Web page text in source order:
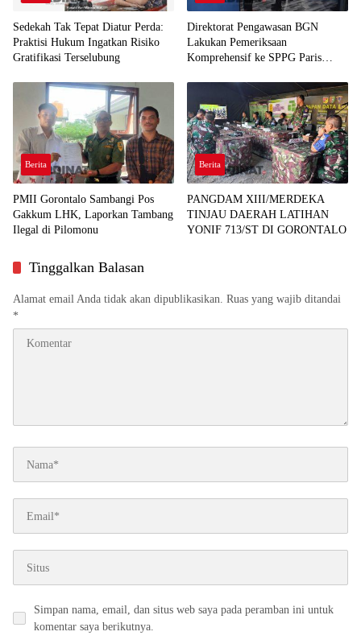
Sedekah Tak Tepat Diatur Perda:
Praktisi Hukum Ingatkan Risiko
Gratifikasi Terselubung
Direktorat Pengawasan BGN
Lakukan Pemeriksaan
Komprehensif ke SPPG Paris
Berita
PMII Gorontalo Sambangi Pos
Gakkum LHK, Laporkan Tambang
Ilegal di Pilomonu
Berita
PANGDAM XIII/MERDEKA
TINJAU DAERAH LATIHAN
YONIF 713/ST DI GORONTALO
Tinggalkan Balasan
Alamat email Anda tidak akan dipublikasikan. Ruas yang wajib ditandai
*
Simpan nama, email, dan situs web saya pada peramban ini untuk
komentar saya berikutnya.